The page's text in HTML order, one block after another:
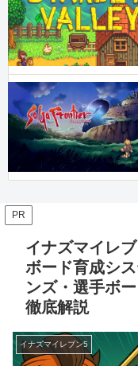
PR
イナズマイレ
ボード育成シ
ンズ・選手ボ
徹底解説
イナズマイレブン5